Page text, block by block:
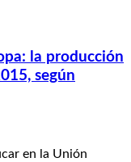
la producción
según
en la Unión